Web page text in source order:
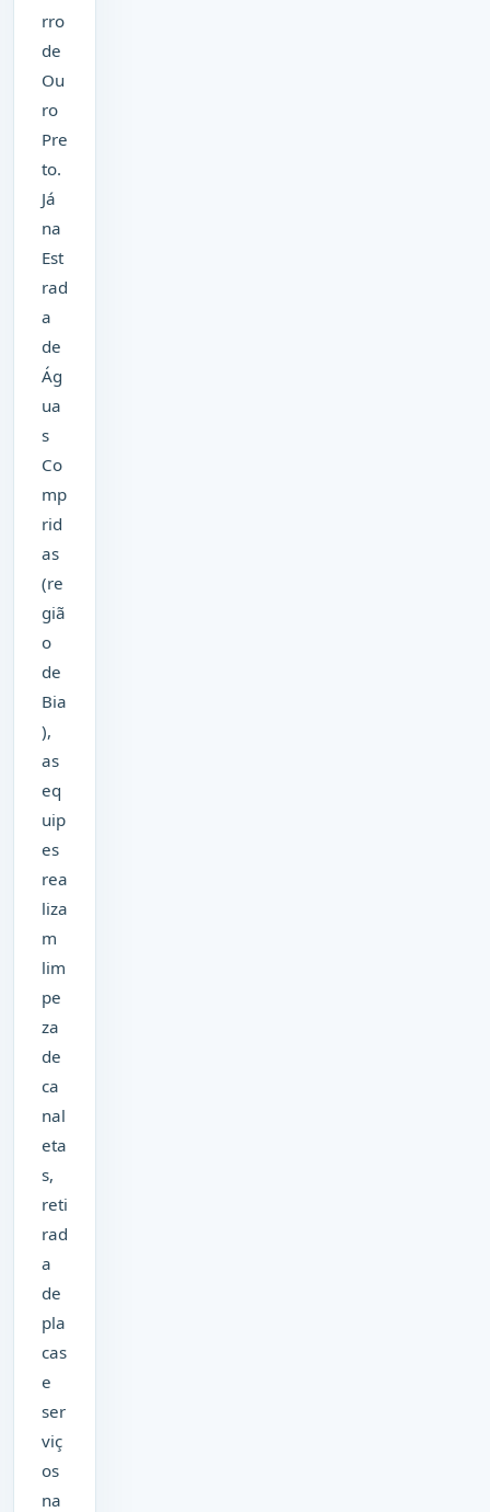
rro
de
Ou
ro
Pre
to.
Já
na
Est
rad
a
de
Ág
ua
s
Co
mp
rid
as
(re
giã
o
de
Bia
),
as
eq
uip
es
rea
liza
m
lim
pe
za
de
ca
nal
eta
s,
reti
rad
a
de
pla
cas
e
ser
viç
os
na